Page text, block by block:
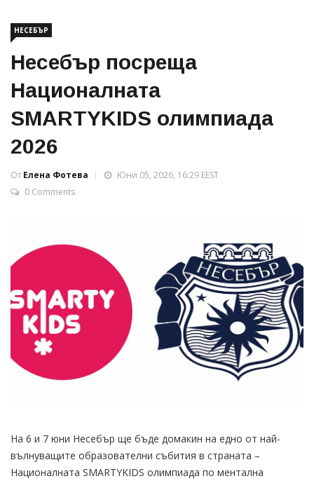
НЕСЕБЪР
Несебър посреща
Националната
SMARTYKIDS олимпиада
2026
От Елена Фотева
Юни 05, 2026, 16:29 EEST
0 Comments
На 6 и 7 юни Несебър ще бъде домакин на едно от най-
вълнуващите образователни събития в страната –
Националната SMARTYKIDS олимпиада по ментална